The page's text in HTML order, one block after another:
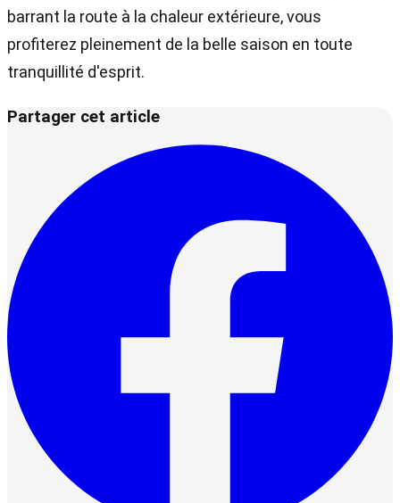
barrant la route à la chaleur extérieure, vous
profiterez pleinement de la belle saison en toute
tranquillité d'esprit.
Partager cet article